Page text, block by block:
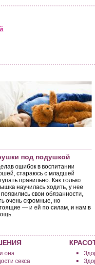
под подушкой
ошибок в воспитании
стараюсь с младшей
правильно. Как только
научилась ходить, у нее
свои обязанности,
очень скромные, но
— и ей по силам, и нам в
она
секса